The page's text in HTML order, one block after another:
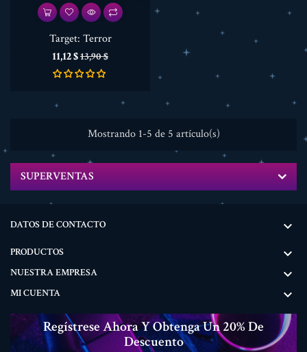
Target: Terror
Precio
11,12 $Precio
base
13,90 $
Mostrando 1-5 de 5 artículo(s)
SUPERVENTAS
DATOS DE CONTACTO 
PRODUCTOS 
NUESTRA EMPRESA 
MI CUENTA 
Regístrese Ahora Y Obtenga Un 20% De
Descuento